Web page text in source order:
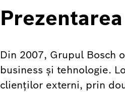
Din 2007, Grupul Bosch
business și tehnologie.
clienților externi, prin